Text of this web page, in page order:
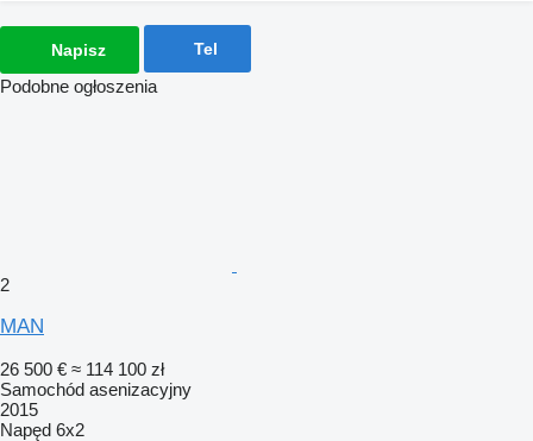
Napisz Tel
Podobne ogłoszenia
2
MAN
26 500 € ≈ 114 100 zł
Samochód asenizacyjny
2015
Napęd 6x2